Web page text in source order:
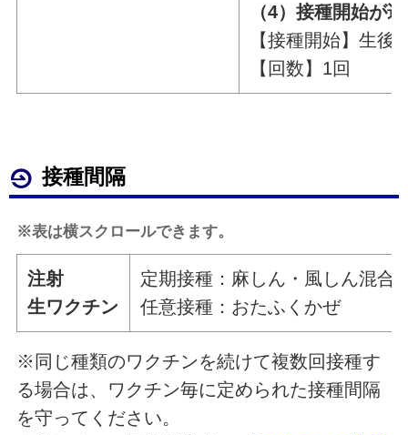
（4）接種開始が
【接種開始】生
【回数】1回
接種間隔
※表は横スクロールできます。
注射
生ワクチン
定期接種：麻しん・風しん混合
任意接種：おたふくかぜ
※同じ種類のワクチンを続けて複数回接種す
る場合は、ワクチン毎に定められた接種間隔
を守ってください。